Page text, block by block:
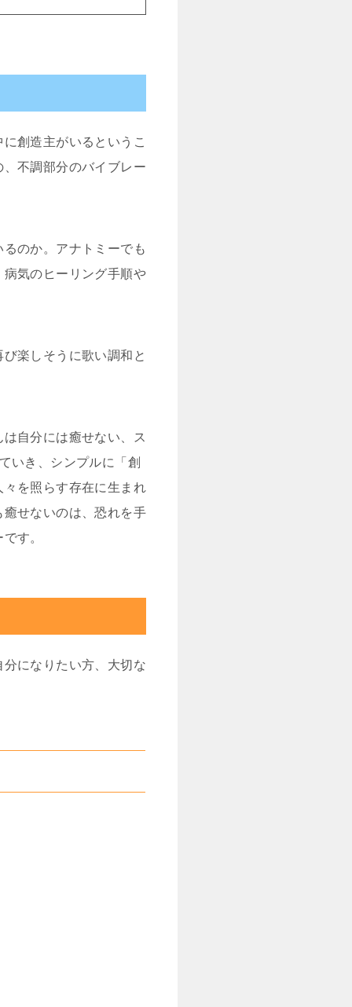
創造主がいるというこ
不調部分のバイブレー
のか。アナトミーでも
気のヒーリング手順や
楽しそうに歌い調和と
自分には癒せない、ス
いき、シンプルに「創
を照らす存在に生まれ
せないのは、恐れを手
す。
になりたい方、大切な